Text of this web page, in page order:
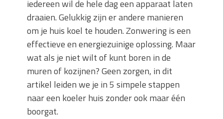
iedereen wil de hele dag een apparaat laten
draaien. Gelukkig zijn er andere manieren
om je huis koel te houden. Zonwering is een
effectieve en energiezuinige oplossing. Maar
wat als je niet wilt of kunt boren in de
muren of kozijnen? Geen zorgen, in dit
artikel leiden we je in 5 simpele stappen
naar een koeler huis zonder ook maar één
boorgat.